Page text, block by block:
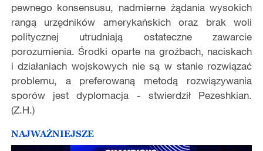
pewnego konsensusu, nadmierne żądania wysokich
rangą urzędników amerykańskich oraz brak woli
politycznej utrudniają ostateczne zawarcie
porozumienia. Środki oparte na groźbach, naciskach
i działaniach wojskowych nie są w stanie rozwiązać
problemu, a preferowaną metodą rozwiązywania
sporów jest dyplomacja - stwierdził Pezeshkian.
(Z.H.)
NAJWAŻNIEJSZE